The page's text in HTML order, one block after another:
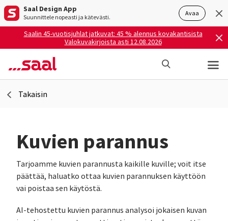
Saal Design App
Suunnittele nopeasti ja kätevästi. Avaa
Saalin 45-vuotisjuhlat jatkuvat: 45 % alennus kovakantisista
Valokuvakirjoista asti 12.08.2026
Takaisin
Kuvien parannus
Tarjoamme kuvien parannusta kaikille kuville; voit itse
päättää, haluatko ottaa kuvien parannuksen käyttöön
vai poistaa sen käytöstä.
AI-tehostettu kuvien parannus analysoi jokaisen kuvan